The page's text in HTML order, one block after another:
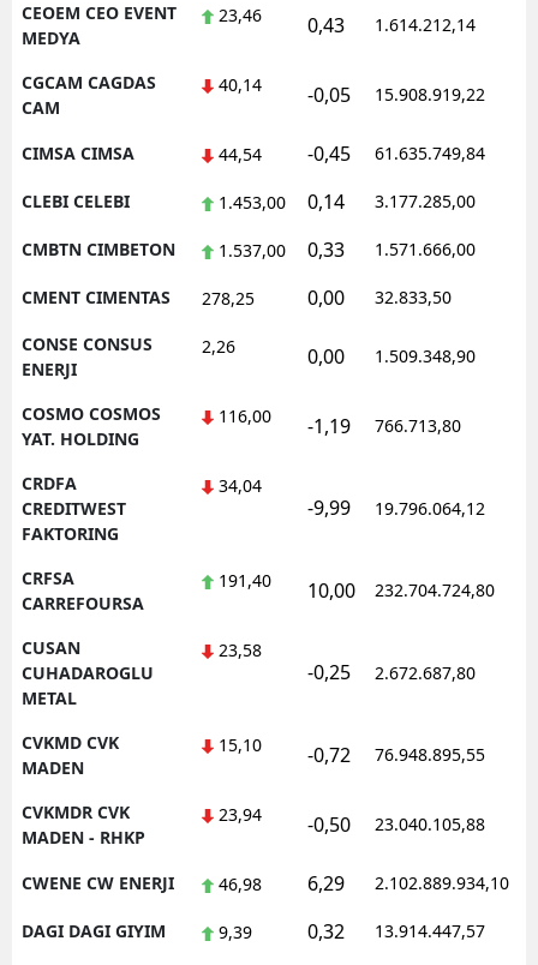
CEOEM CEO EVENT
MEDYA
23,46 0,43 1.614.212,14
CGCAM CAGDAS
CAM
40,14 -0,05 15.908.919,22
CIMSA CIMSA 44,54 -0,45 61.635.749,84
CLEBI CELEBI 1.453,00 0,14 3.177.285,00
CMBTN CIMBETON 1.537,00 0,33 1.571.666,00
CMENT CIMENTAS 278,25 0,00 32.833,50
CONSE CONSUS
ENERJI
2,26 0,00 1.509.348,90
COSMO COSMOS
YAT. HOLDING
116,00 -1,19 766.713,80
CRDFA
CREDITWEST
FAKTORING
34,04
-9,99 19.796.064,12
CRFSA
CARREFOURSA
191,40 10,00 232.704.724,80
CUSAN
CUHADAROGLU
METAL
23,58
-0,25 2.672.687,80
CVKMD CVK
MADEN
15,10 -0,72 76.948.895,55
CVKMDR CVK
MADEN - RHKP
23,94 -0,50 23.040.105,88
CWENE CW ENERJI 46,98 6,29 2.102.889.934,10
DAGI DAGI GIYIM 9,39 0,32 13.914.447,57